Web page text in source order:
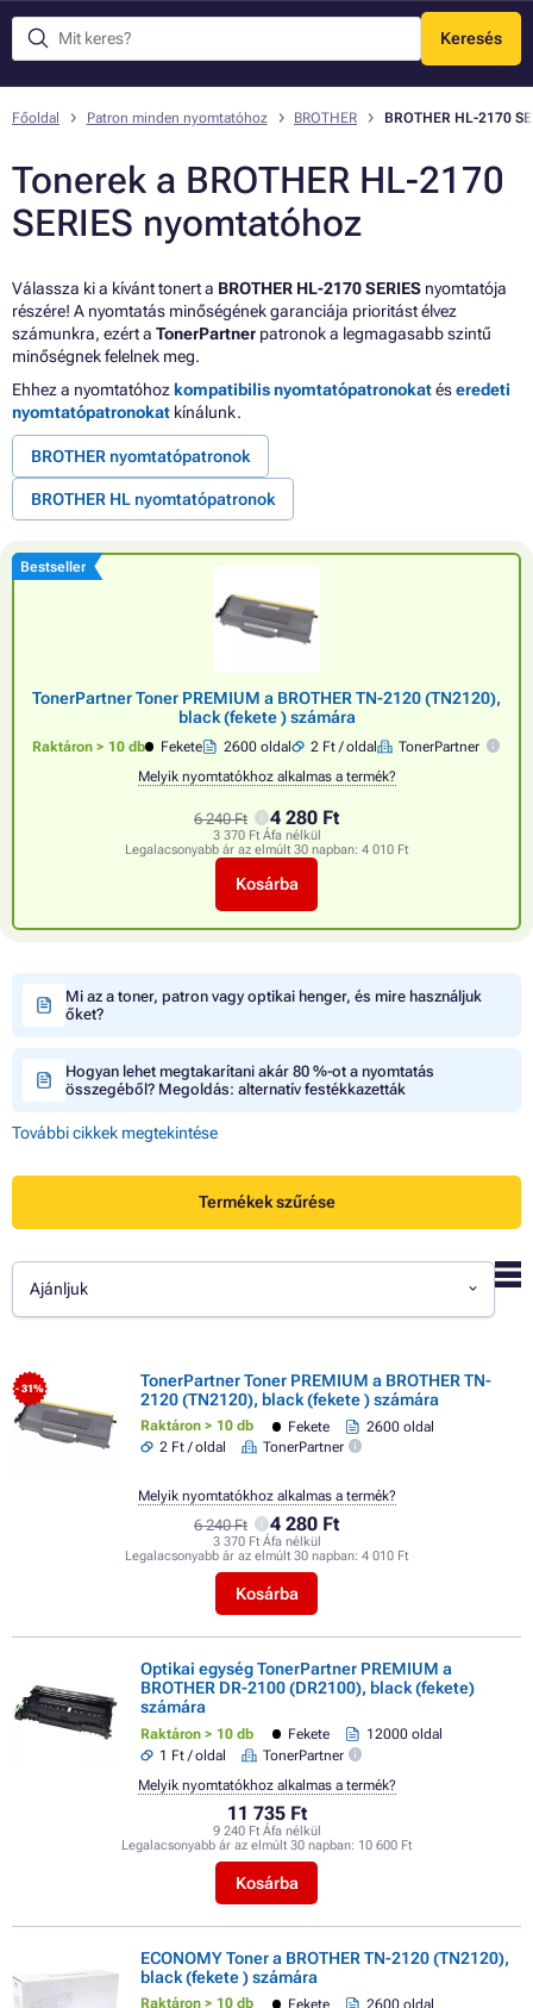
Keresés
Menü
Főoldal Patron minden nyomtatóhoz BROTHER BROTHER HL-2170
Tonerek a BROTHER HL-2170
SERIES nyomtatóhoz
Válassza ki a kívánt tonert a BROTHER HL-2170 SERIES nyomtatója
részére! A nyomtatás minőségének garanciája prioritást élvez
számunkra, ezért a TonerPartner patronok a legmagasabb szintű
minőségnek felelnek meg.
Ehhez a nyomtatóhoz kompatibilis nyomtatópatronokatéseredeti
nyomtatópatronokat kínálunk.
BROTHER nyomtatópatronok
BROTHER HL nyomtatópatronok
Bestseller
TonerPartner Toner PREMIUM a BROTHER TN-2120 (TN2120),
black (fekete ) számára
Raktáron > 10 db Fekete 2600 oldal 2 Ft / oldal
TonerPartner
Melyik nyomtatókhoz alkalmas a termék?
6 240 Ft 4 280 Ft
3 370 Ft Áfa nélkül
Legalacsonyabb ár az elmúlt 30 napban: 4 010 Ft
Kosárba
Mi az a toner, patron vagy optikai henger, és mire használjuk
őket?
Hogyan lehet megtakarítani akár 80 %-ot a nyomtatás
összegéből? Megoldás: alternatív festékkazetták
További cikkek megtekintése
Termékek szűrése
Ajánljuk
- 31%
TonerPartner Toner PREMIUM a BROTHER TN-
2120 (TN2120), black (fekete ) számára
Raktáron > 10 db Fekete
2600 oldal
2 Ft / oldal
TonerPartner
6 240 Ft 4 280 Ft
3 370 Ft Áfa nélkül
Legalacsonyabb ár az elmúlt 30 napban: 4 010 Ft
Kosárba
Melyik nyomtatókhoz alkalmas a termék?
Optikai egység TonerPartner PREMIUM a
BROTHER DR-2100 (DR2100), black (fekete)
számára
Raktáron > 10 db Fekete
12000 oldal
1 Ft / oldal
TonerPartner
11 735 Ft
9 240 Ft Áfa nélkül
Legalacsonyabb ár az elmúlt 30 napban: 10 600 Ft
Kosárba
Melyik nyomtatókhoz alkalmas a termék?
ECONOMY Toner a BROTHER TN-2120 (TN2120),
black (fekete ) számára
Raktáron > 10 db Fekete
2600 oldal